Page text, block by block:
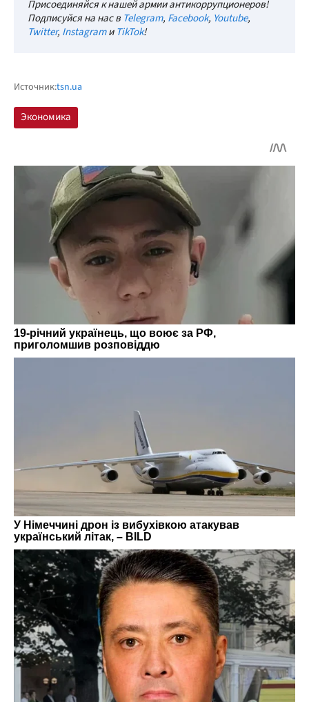
Присоединяйся к нашей армии антикоррупционеров!
Подписуйся на нас в Telegram, Facebook, Youtube,
Twitter, InstagramиTikTok!
Источник:tsn.ua
Экономика